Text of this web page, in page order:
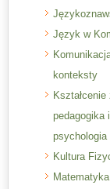
Język w
konteksty
pedagogika i
psychologia
Kultura
Matematyka